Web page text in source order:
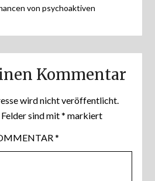
von psychoaktiven
Kommentar
wird nicht veröffentlicht.
sind mit* markiert
*